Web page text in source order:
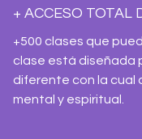
+ ACCESO TOTAL
+500 clases que
clase está diseñada
diferente con la cual
mental y espiritual.